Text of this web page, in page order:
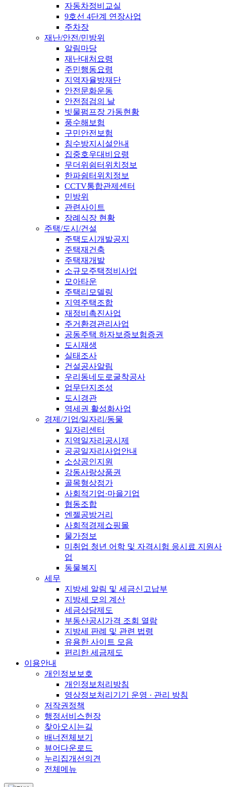
자동차정비교실
9호선 4단계 연장사업
주차장
재난/안전/민방위
알림마당
재난대처요령
주민행동요령
지역자율방재단
안전문화운동
안전점검의 날
빗물펌프장 가동현황
풍수해보험
구민안전보험
침수방지시설안내
집중호우대비요령
무더위쉼터위치정보
한파쉼터위치정보
CCTV통합관제센터
민방위
관련사이트
장례식장 현황
주택/도시/건설
주택도시개발공지
주택재건축
주택재개발
소규모주택정비사업
모아타운
주택리모델링
지역주택조합
재정비촉진사업
주거환경관리사업
공동주택 하자보증보험증권
도시재생
실태조사
건설공사알림
우리동네도로굴착공사
업무단지조성
도시경관
역세권 활성화사업
경제/기업/일자리/동물
일자리센터
지역일자리공시제
공공일자리사업안내
소상공인지원
강동사랑상품권
골목형상점가
사회적기업·마을기업
협동조합
엔젤공방거리
사회적경제쇼핑몰
물가정보
미취업 청년 어학 및 자격시험 응시료 지원사
업
동물복지
세무
지방세 알림 및 세금신고납부
지방세 모의 계산
세금상담제도
부동산공시가격 조회 열람
지방세 판례 및 관련 법령
유용한 사이트 모음
편리한 세금제도
이용안내
개인정보보호
개인정보처리방침
영상정보처리기기 운영 · 관리 방침
저작권정책
행정서비스헌장
찾아오시는길
배너전체보기
뷰어다운로드
누리집개선의견
전체메뉴